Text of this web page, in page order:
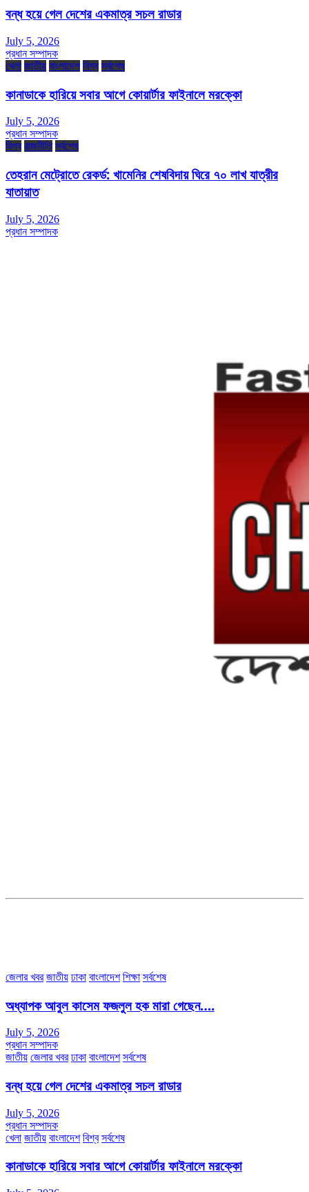
বন্ধ হয়ে গেল দেশের একমাত্র সচল রাডার
July 5, 2026
প্রধান সম্পাদক
খেলা জাতীয় বাংলাদেশ বিশ্ব সর্বশেষ
কানাডাকে হারিয়ে সবার আগে কোয়ার্টার ফাইনালে মরক্কো
July 5, 2026
প্রধান সম্পাদক
বিশ্ব রাজনীতি সর্বশেষ
তেহরান মেট্রোতে রেকর্ড: খামেনির শেষবিদায় ঘিরে ৭০ লাখ যাত্রীর
যাতায়াত
July 5, 2026
প্রধান সম্পাদক
জেলার খবর জাতীয় ঢাকা বাংলাদেশ শিক্ষা সর্বশেষ
অধ্যাপক আবুল কাসেম ফজলুল হক মারা গেছেন….
July 5, 2026
প্রধান সম্পাদক
জাতীয় জেলার খবর ঢাকা বাংলাদেশ সর্বশেষ
বন্ধ হয়ে গেল দেশের একমাত্র সচল রাডার
July 5, 2026
প্রধান সম্পাদক
খেলা জাতীয় বাংলাদেশ বিশ্ব সর্বশেষ
কানাডাকে হারিয়ে সবার আগে কোয়ার্টার ফাইনালে মরক্কো